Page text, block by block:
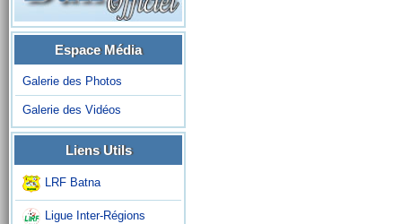
Espace Média
Galerie des Photos
Galerie des Vidéos
Liens Utils
LRF Batna
Ligue Inter-Régions